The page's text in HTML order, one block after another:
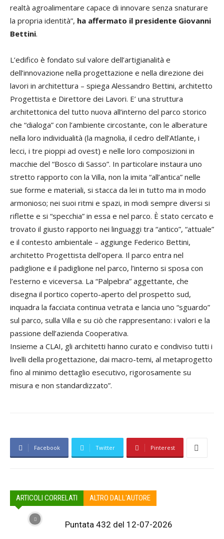
realtà agroalimentare capace di innovare senza snaturare
la propria identità”, ha affermato il presidente Giovanni
Bettini.
L’edifico è fondato sul valore dell’artigianalità e
dell’innovazione nella progettazione e nella direzione dei
lavori in architettura – spiega Alessandro Bettini, architetto
Progettista e Direttore dei Lavori. E’ una struttura
architettonica del tutto nuova all’interno del parco storico
che “dialoga” con l’ambiente circostante, con le alberature
nella loro individualità (la magnolia, il cedro dell’Atlante, i
lecci, i tre pioppi ad ovest) e nelle loro composizioni in
macchie del “Bosco di Sasso”. In particolare instaura uno
stretto rapporto con la Villa, non la imita “all’antica” nelle
sue forme e materiali, si stacca da lei in tutto ma in modo
armonioso; nei suoi ritmi e spazi, in modi sempre diversi si
riflette e si “specchia” in essa e nel parco. È stato cercato e
trovato il giusto rapporto nei linguaggi tra “antico”, “attuale”
e il contesto ambientale – aggiunge Federico Bettini,
architetto Progettista dell’opera. Il parco entra nel
padiglione e il padiglione nel parco, l’interno si sposa con
l’esterno e viceversa. La “Palpebra” aggettante, che
disegna il portico coperto-aperto del prospetto sud,
inquadra la facciata continua vetrata e lancia uno “sguardo”
sul parco, sulla Villa e su ciò che rappresentano: i valori e la
passione dell’azienda Cooperativa.
Insieme a CLAI, gli architetti hanno curato e condiviso tutti i
livelli della progettazione, dai macro-temi, al metaprogetto
fino al minimo dettaglio esecutivo, rigorosamente su
misura e non standardizzato”.
Facebook Twitter Pinterest
ARTICOLI CORRELATI ALTRO DALL'AUTORE
Puntata 432 del 12-07-2026